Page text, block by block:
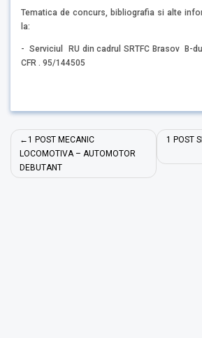
Tematica de concurs, bibliografia si alte
la:
- Serviciul RU din cadrul SRTFC Brasov B-
CFR . 95/144505
Navigare
în
articole
1 POST MECANIC
LOCOMOTIVA – AUTOMOTOR
DEBUTANT
1 POST